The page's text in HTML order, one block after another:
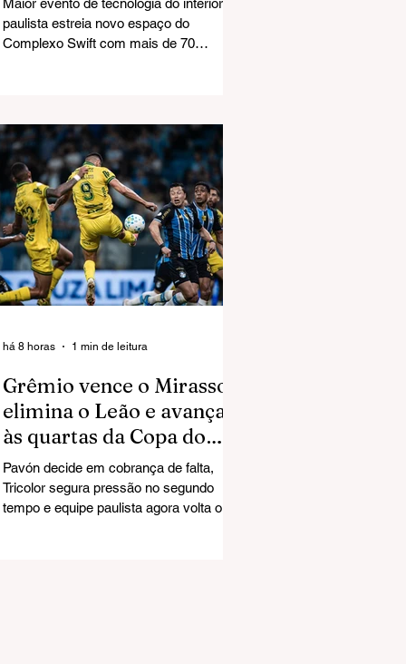
paulista estreia novo espaço do
Complexo Swift com mais de 70
estreia do Graneleiro revitalizado, no
Complexo Swift, como palco de grandes
eventos. A abertura reuniu milhares de
participantes, empresários, estudantes,
startups, investidores e profissionais do
setor de tecnologia, consolidando a
maior edição da história do encontro.
Grêmio vence o Mirassol,
elimina o Leão e avança
às quartas da Copa do
Brasil
Pavón decide em cobrança de falta,
Tricolor segura pressão no segundo
tempo e equipe paulista agora volta o
há 8 horas 1 min de leitura